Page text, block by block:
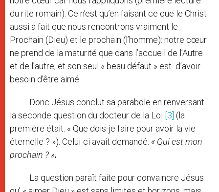
du rite romain). Ce n’est qu’en faisant ce que le Christ
aussi a fait que nous rencontrons vraiment le
Prochain (Dieu) et le prochain (l’homme): notre cœur
ne prend de la maturité que dans l’accueil de l’Autre
et de l’autre, et son seul « beau défaut » est d’avoir
besoin d’être aimé.
Donc Jésus conclut sa parabole en renversant
la seconde question du docteur de la Loi [3] (la
première était: « Que dois-je faire pour avoir la vie
éternelle ? »). Celui-ci avait demandé: « Qui est mon
prochain ? ».
La question paraît faite pour convaincre Jésus